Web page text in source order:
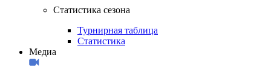
Статистика сезона
Турнирная таблица
Статистика
Медиа